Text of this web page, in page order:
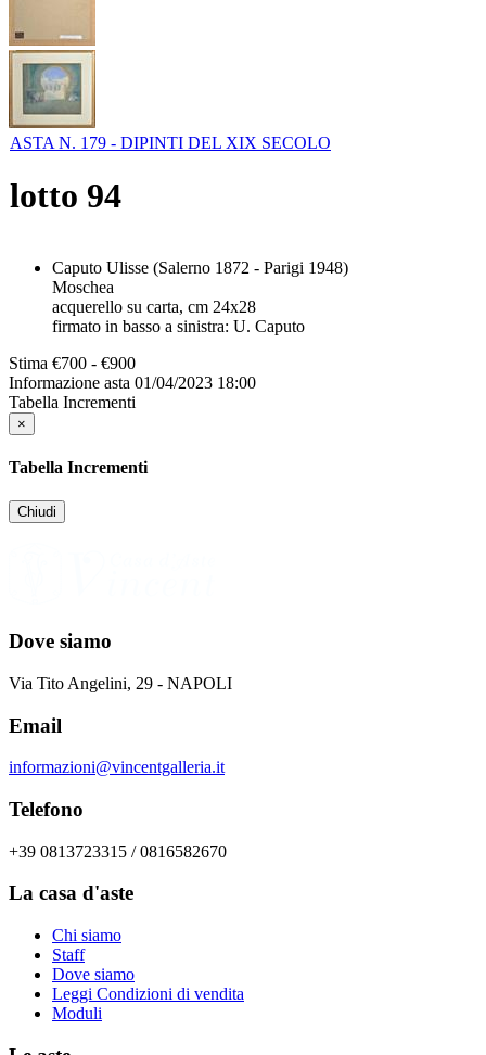
ASTA N. 179 - DIPINTI DEL XIX SECOLO
lotto 94
Caputo Ulisse (Salerno 1872 - Parigi 1948)
Moschea
acquerello su carta, cm 24x28
firmato in basso a sinistra: U. Caputo
Stima €700 - €900
Informazione asta 01/04/2023 18:00
Tabella Incrementi
×
Tabella Incrementi
Chiudi
Dove siamo
Via Tito Angelini, 29 - NAPOLI
Email
informazioni@vincentgalleria.it
Telefono
+39 0813723315 / 0816582670
La casa d'aste
Chi siamo
Staff
Dove siamo
Leggi Condizioni di vendita
Moduli